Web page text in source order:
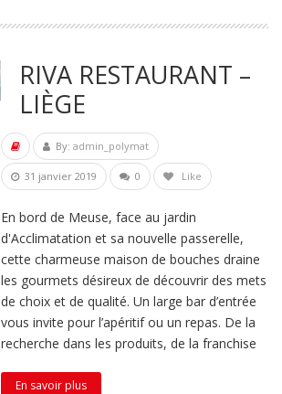
RIVA RESTAURANT –
LIÈGE
By:admin_polymat
31 janvier 2019 0 Like
En bord de Meuse, face au jardin
d'Acclimatation et sa nouvelle passerelle,
cette charmeuse maison de bouches draine
les gourmets désireux de découvrir des mets
de choix et de qualité. Un large bar d’entrée
vous invite pour l’apéritif ou un repas. De la
recherche dans les produits, de la franchise
En savoir plus